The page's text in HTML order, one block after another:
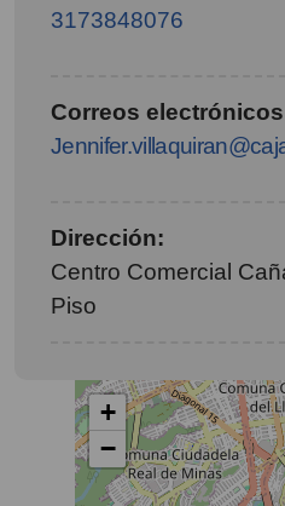
3173848076
Correos electrónicos
Dirección:
Centro Comercial
Piso
+
−